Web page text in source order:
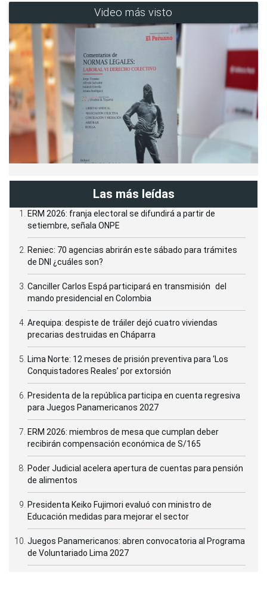
Video más visto
Las más leídas
ERM 2026: franja electoral se difundirá a partir de
setiembre, señala ONPE
Reniec: 70 agencias abrirán este sábado para trámites
de DNI ¿cuáles son?
Canciller Carlos Espá participará en transmisión del
mando presidencial en Colombia
Arequipa: despiste de tráiler dejó cuatro viviendas
precarias destruidas en Cháparra
Lima Norte: 12 meses de prisión preventiva para ‘Los
Conquistadores Reales’ por extorsión
Presidenta de la república participa en cuenta regresiva
para Juegos Panamericanos 2027
ERM 2026: miembros de mesa que cumplan deber
recibirán compensación económica de S/165
Poder Judicial acelera apertura de cuentas para pensión
de alimentos
Presidenta Keiko Fujimori evaluó con ministro de
Educación medidas para mejorar el sector
Juegos Panamericanos: abren convocatoria al Programa
de Voluntariado Lima 2027